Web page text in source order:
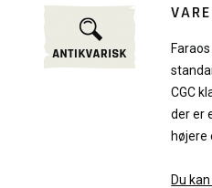
CGC
der er
højere
Du